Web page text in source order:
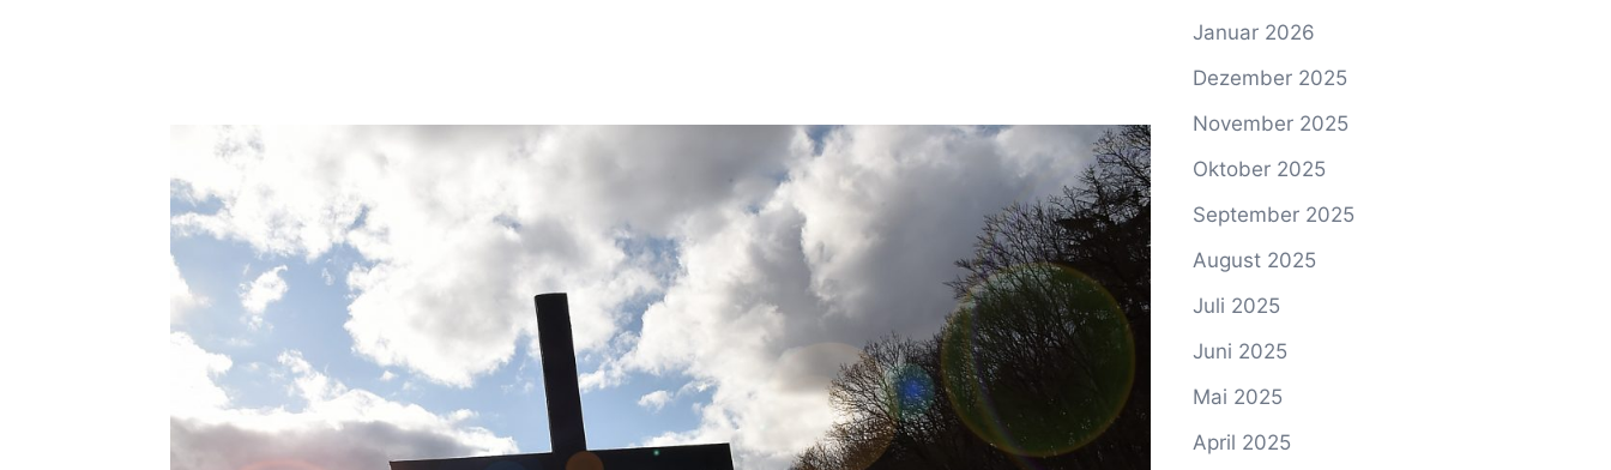
Januar 2026
Dezember 2025
November 2025
Oktober 2025
September 2025
August 2025
Juli 2025
Juni 2025
Mai 2025
April 2025